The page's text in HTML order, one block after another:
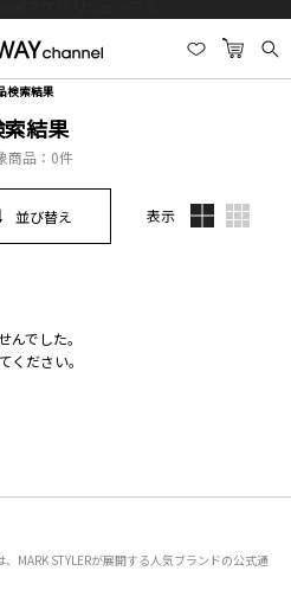
検索結果
索結果
商品： 0件
並び替え 表示
でした。
ください。
MARK STYLERが展開する人気ブランドの公式通